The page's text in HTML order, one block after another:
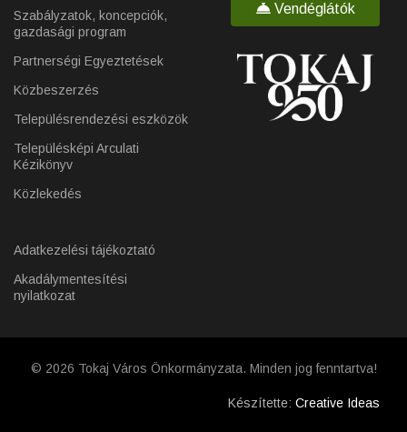
Szabályzatok, koncepciók,
gazdasági program
Partnerségi Egyeztetések
Közbeszerzés
Településrendezési eszközök
Településképi Arculati
Kézikönyv
Közlekedés
Adatkezelési tájékoztató
Akadálymentesítési
nyilatkozat
Vendéglátók
© 2026 Tokaj Város Önkormányzata. Minden jog fenntartva!
Készítette: Creative Ideas